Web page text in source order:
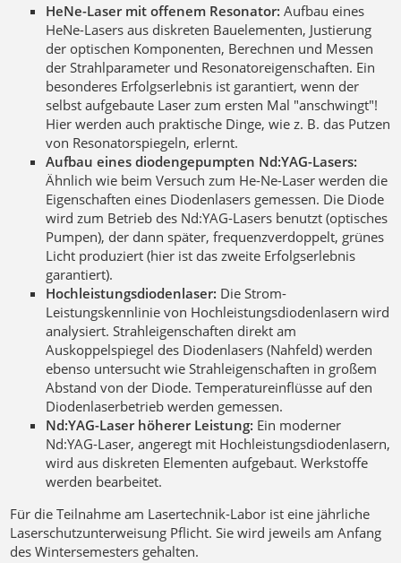
HeNe-Laser mit offenem Resonator: Aufbau eines
HeNe-Lasers aus diskreten Bauelementen, Justierung
der optischen Komponenten, Berechnen und Messen
der Strahlparameter und Resonatoreigenschaften. Ein
besonderes Erfolgserlebnis ist garantiert, wenn der
selbst aufgebaute Laser zum ersten Mal "anschwingt"!
Hier werden auch praktische Dinge, wie z. B. das Putzen
von Resonatorspiegeln, erlernt.
Aufbau eines diodengepumpten Nd:YAG-Lasers:
Ähnlich wie beim Versuch zum He-Ne-Laser werden die
Eigenschaften eines Diodenlasers gemessen. Die Diode
wird zum Betrieb des Nd:YAG-Lasers benutzt (optisches
Pumpen), der dann später, frequenzverdoppelt, grünes
Licht produziert (hier ist das zweite Erfolgserlebnis
garantiert).
Hochleistungsdiodenlaser: Die Strom-
Leistungskennlinie von Hochleistungsdiodenlasern wird
analysiert. Strahleigenschaften direkt am
Auskoppelspiegel des Diodenlasers (Nahfeld) werden
ebenso untersucht wie Strahleigenschaften in großem
Abstand von der Diode. Temperatureinflüsse auf den
Diodenlaserbetrieb werden gemessen.
Nd:YAG-Laser höherer Leistung: Ein moderner
Nd:YAG-Laser, angeregt mit Hochleistungsdiodenlasern,
wird aus diskreten Elementen aufgebaut. Werkstoffe
werden bearbeitet.
Für die Teilnahme am Lasertechnik-Labor ist eine jährliche
Laserschutzunterweisung Pflicht. Sie wird jeweils am Anfang
des Wintersemesters gehalten.